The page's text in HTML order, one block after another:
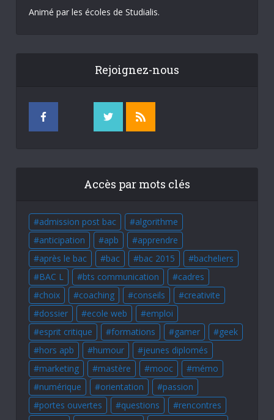
Animé par les écoles de Studialis.
Rejoignez-nous
Accès par mots clés
admission post bac
algorithme
anticipation
apb
apprendre
après le bac
bac bac 2015
bacheliers
BAC L
bts communication
cadres
choix
coaching conseils
creativite
dossier
ecole web
emploi
esprit critique
formations gamer
geek
hors apb
humour
jeunes diplomés
marketing
mastère mooc
mémo
numérique
orientation
passion
portes ouvertes
questions
rencontres